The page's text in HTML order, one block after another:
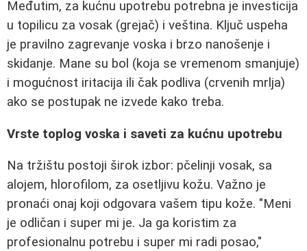
Međutim, za kućnu upotrebu potrebna je investicija
u topilicu za vosak (grejač) i veština. Ključ uspeha
je pravilno zagrevanje voska i brzo nanošenje i
skidanje. Mane su bol (koja se vremenom smanjuje)
i mogućnost iritacija ili čak podliva (crvenih mrlja)
ako se postupak ne izvede kako treba.
Vrste toplog voska i saveti za kućnu upotrebu
Na tržištu postoji širok izbor: pčelinji vosak, sa
alojem, hlorofilom, za osetljivu kožu. Važno je
pronaći onaj koji odgovara vašem tipu kože. "Meni
je odličan i super mi je. Ja ga koristim za
profesionalnu potrebu i super mi radi posao,"